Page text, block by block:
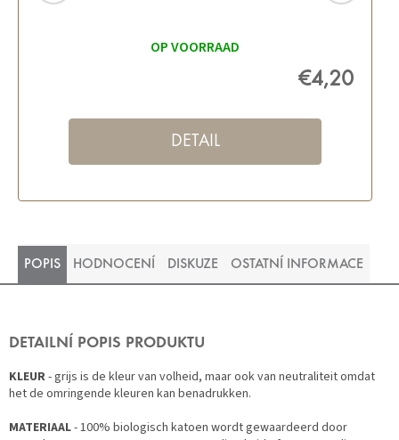
OP VOORRAAD
€4,20
DETAIL
POPIS HODNOCENÍ DISKUZE OSTATNÍ INFORMACE
DETAILNÍ POPIS PRODUKTU
KLEUR- grijs is de kleur van volheid, maar ook van neutraliteit omdat
het de omringende kleuren kan benadrukken.
MATERIAAL- 100% biologisch katoen wordt gewaardeerd door